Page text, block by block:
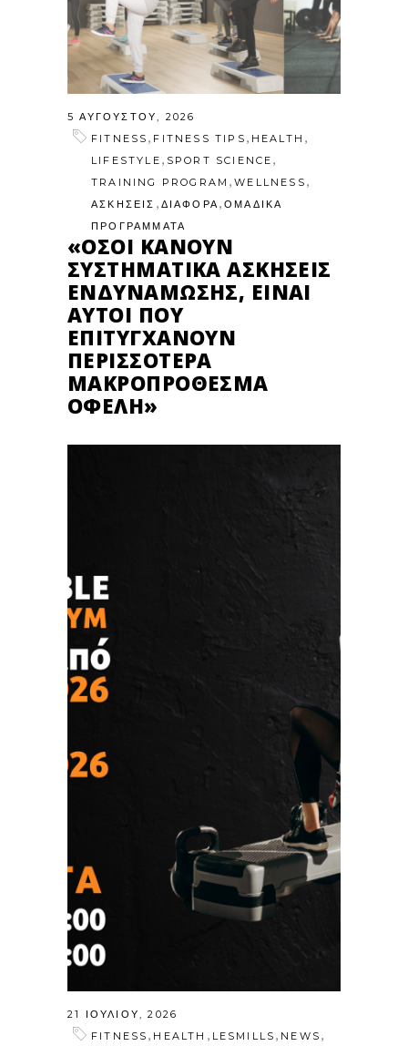
5 ΑΥΓΟΎΣΤΟΥ, 2026
FITNESS , FITNESS TIPS , HEALTH ,
LIFESTYLE , SPORT SCIENCE ,
TRAINING PROGRAM ,WELLNESS ,
ΑΣΚΗΣΕΙΣ , ΔΙΑΦΟΡΑ ,ΟΜΑΔΙΚΑ
ΠΡΟΓΡΑΜΜΑΤΑ
«ΌΣΟΙ ΚΆΝΟΥΝ
ΣΥΣΤΗΜΑΤΙΚΆ ΑΣΚΉΣΕΙΣ
ΕΝΔΥΝΆΜΩΣΗΣ, ΕΊΝΑΙ
ΑΥΤΟΊ ΠΟΥ
ΕΠΙΤΥΓΧΆΝΟΥΝ
ΠΕΡΙΣΣΌΤΕΡΑ
ΜΑΚΡΟΠΡΌΘΕΣΜΑ
ΟΦΈΛΗ»
21 ΙΟΥΛΊΟΥ, 2026
FITNESS , HEALTH , LESMILLS , NEWS ,